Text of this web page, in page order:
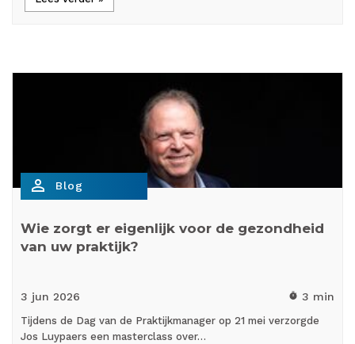
person_outline Blog
Wie zorgt er eigenlijk voor de gezondheid
van uw praktijk?
3 jun 2026 timer 3 min
Tijdens de Dag van de Praktijkmanager op 21 mei verzorgde
Jos Luypaers een masterclass over…